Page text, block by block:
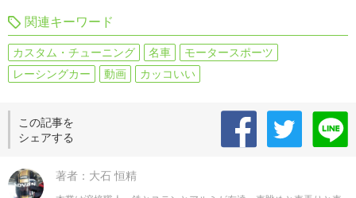
関連キーワード
カスタム・チューニング 名車
モータースポーツ
レーシングカー
動画 カッコいい
この記事を
シェアする
著者：大石 恒精